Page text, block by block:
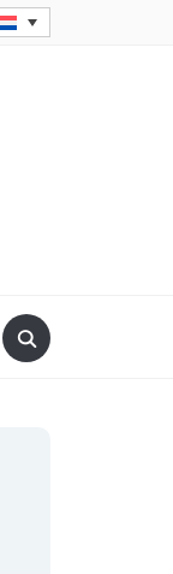
Search
for: